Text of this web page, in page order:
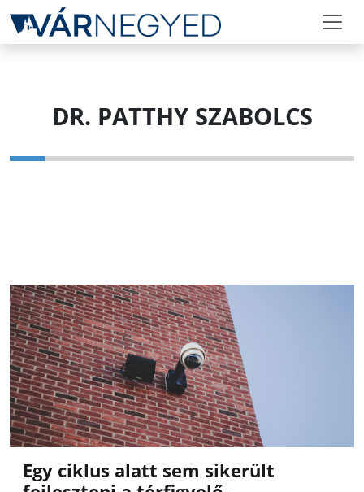
DR. PATTHY SZABOLCS
Egy ciklus alatt sem sikerült